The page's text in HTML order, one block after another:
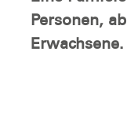
Personen,
Erwachsene.